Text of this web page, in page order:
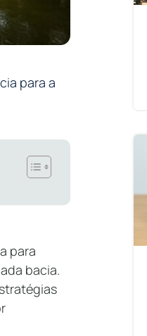
para a
para
bacia.